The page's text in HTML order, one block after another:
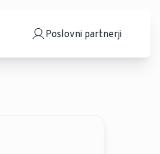
Poslovni partnerji